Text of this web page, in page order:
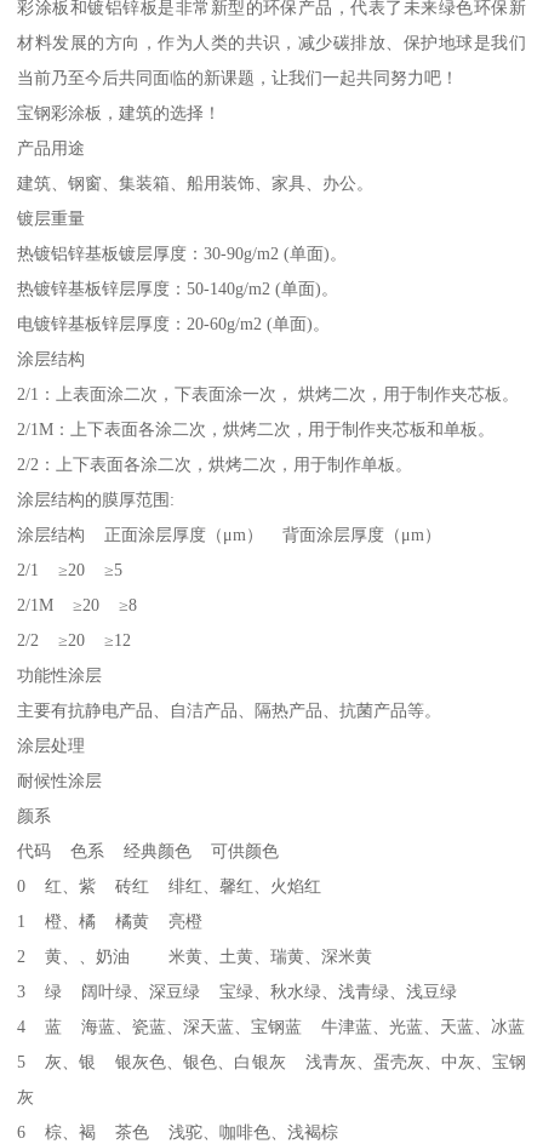
彩涂板和镀铝锌板是非常新型的环保产品，代表了未来绿色环保新
材料发展的方向，作为人类的共识，减少碳排放、保护地球是我们
当前乃至今后共同面临的新课题，让我们一起共同努力吧！
宝钢彩涂板，建筑的选择！
产品用途
建筑、钢窗、集装箱、船用装饰、家具、办公。
镀层重量
热镀铝锌基板镀层厚度：30-90g/m2 (单面)。
热镀锌基板锌层厚度：50-140g/m2 (单面)。
电镀锌基板锌层厚度：20-60g/m2 (单面)。
涂层结构
2/1：上表面涂二次，下表面涂一次， 烘烤二次，用于制作夹芯板。
2/1M：上下表面各涂二次，烘烤二次，用于制作夹芯板和单板。
2/2：上下表面各涂二次，烘烤二次，用于制作单板。
涂层结构的膜厚范围:
涂层结构 正面涂层厚度（μm） 背面涂层厚度（μm）
2/1 ≥20 ≥5
2/1M ≥20 ≥8
2/2 ≥20 ≥12
功能性涂层
主要有抗静电产品、自洁产品、隔热产品、抗菌产品等。
涂层处理
耐候性涂层
颜系
代码 色系 经典颜色 可供颜色
0 红、紫 砖红 绯红、馨红、火焰红
1 橙、橘 橘黄 亮橙
2 黄、、奶油 米黄、土黄、瑞黄、深米黄
3 绿 阔叶绿、深豆绿 宝绿、秋水绿、浅青绿、浅豆绿
4 蓝 海蓝、瓷蓝、深天蓝、宝钢蓝 牛津蓝、光蓝、天蓝、冰蓝
5 灰、银 银灰色、银色、白银灰 浅青灰、蛋壳灰、中灰、宝钢
灰
6 棕、褐 茶色 浅驼、咖啡色、浅褐棕